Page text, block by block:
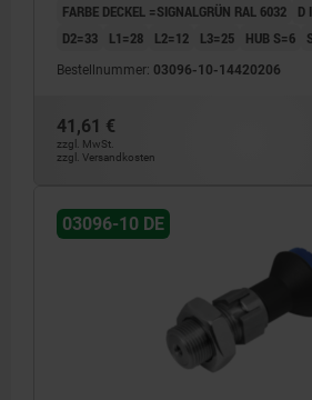
FARBE DECKEL =SIGNALGRÜN RAL 6032
D
D2=33
L1=28 L2=12 L3=25 HUB S=6
Bestellnummer: 03096-10-14420206
41,61 €
zzgl. MwSt.
zzgl. Versandkosten
03096-10 DE